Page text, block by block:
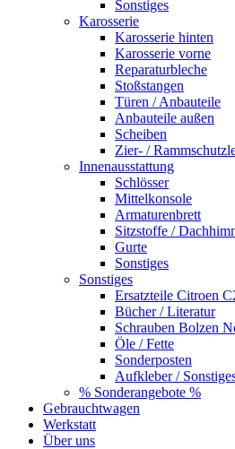
Sonstiges
Karosserie
Karosserie hinten
Karosserie vorne
Reparaturbleche
Stoßstangen
Türen / Anbauteile
Anbauteile außen
Scheiben
Zier- /
Innenausstattung
Schlösser
Mittelkonsole
Armaturenbrett
Sitzstoffe /
Gurte
Sonstiges
Sonstiges
Ersatzteile Citroen
Bücher / Literatur
Schrauben Bolzen
Öle / Fette
Sonderposten
Aufkleber /
% Sonderangebote %
Gebrauchtwagen
Werkstatt
Über uns